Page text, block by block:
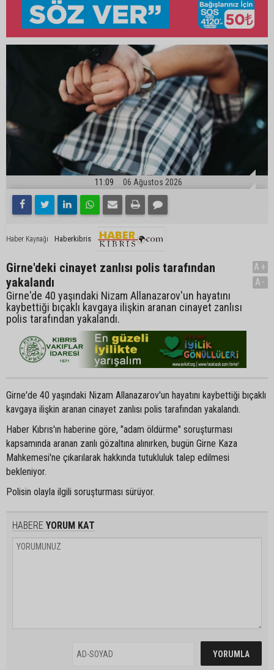
11:09 06 Ağustos 2026
Haber Kaynağı Haberkibris
Girne'deki cinayet zanlısı polis tarafından
yakalandı
Girne'de 40 yaşındaki Nizam Allanazarov'un hayatını
kaybettiği bıçaklı kavgaya ilişkin aranan cinayet zanlısı
polis tarafından yakalandı.
A+
A-
Girne'de 40 yaşındaki Nizam Allanazarov'un hayatını kaybettiği bıçaklı
kavgaya ilişkin aranan cinayet zanlısı polis tarafından yakalandı.
Haber Kıbrıs'ın haberine göre, "adam öldürme" soruşturması
kapsamında aranan zanlı gözaltına alınırken, bugün Girne Kaza
Mahkemesi'ne çıkarılarak hakkında tutukluluk talep edilmesi
bekleniyor.
Polisin olayla ilgili soruşturması sürüyor.
HABERE YORUM KAT